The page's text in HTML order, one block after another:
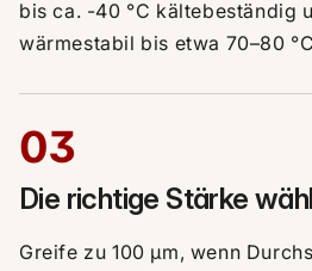
bis ca. -40 °C kältebeständig
wärmestabil bis etwa 70–80
03
Die richtige Stärke
Greife zu 100 µm, wenn